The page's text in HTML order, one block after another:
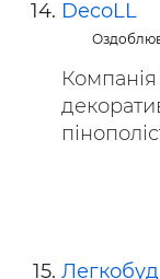
DecoLL
Легкобуд